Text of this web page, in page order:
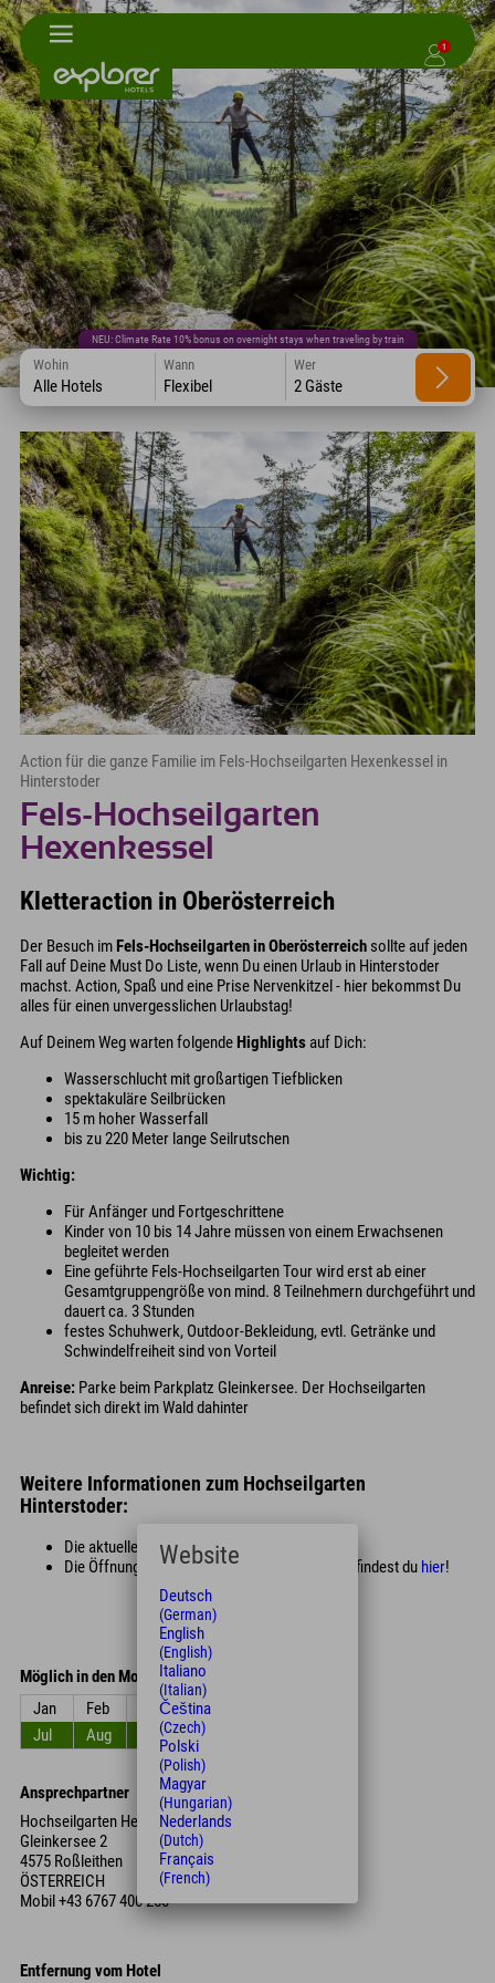
1
NEU: Climate Rate 10% bonus on overnight stays when traveling by train
Wohin
Alle Hotels
Wann
Flexibel
Wer
2 Gäste
Action für die ganze Familie im Fels-Hochseilgarten Hexenkessel in
Hinterstoder
Fels-Hochseilgarten
Hexenkessel
Kletteraction in Oberösterreich
Der Besuch imFels-Hochseilgarten in Oberösterreich sollte auf jeden
Fall auf Deine Must Do Liste, wenn Du einen Urlaub in Hinterstoder
machst. Action, Spaß und eine Prise Nervenkitzel - hier bekommst Du
alles für einen unvergesslichen Urlaubstag!
Auf Deinem Weg warten folgendeHighlights auf Dich:
Wasserschlucht mit großartigen Tiefblicken
spektakuläre Seilbrücken
15 m hoher Wasserfall
bis zu 220 Meter lange Seilrutschen
Wichtig:
Für Anfänger und Fortgeschrittene
Kinder von 10 bis 14 Jahre müssen von einem Erwachsenen
begleitet werden
Eine geführte Fels-Hochseilgarten Tour wird erst ab einer
Gesamtgruppengröße von mind. 8 Teilnehmern durchgeführt und
dauert ca. 3 Stunden
festes Schuhwerk, Outdoor-Bekleidung, evtl. Getränke und
Schwindelfreiheit sind von Vorteil
Anreise: Parke beim Parkplatz Gleinkersee. Der Hochseilgarten
befindet sich direkt im Wald dahinter
Weitere Informationen zum Hochseilgarten
Hinterstoder:
Die aktuellen Preise findest Du
Die Öffnungszeiten des Fels-Hochseilgartens findest du hier!
Möglich in den Monaten
Jan
Feb Mrz Apr
Jul
Aug Sep Okt
Ansprechpartner
Hochseilgarten Hexenkessel - Fels Hochseilgarten
Gleinkersee 2
4575 Roßleithen
ÖSTERREICH
Mobil+43 6767 400 250
Entfernung vom Hotel
Website
Deutsch
(German)
English
(English)
Italiano
(Italian)
Čeština
(Czech)
Polski
(Polish)
Magyar
(Hungarian)
Nederlands
(Dutch)
Français
(French)